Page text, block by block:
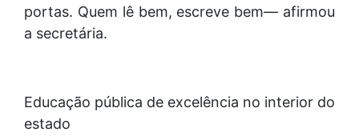
portas. Quem lê bem, escreve bem— afirmou
a secretária.
Educação pública de excelência no interior do
estado